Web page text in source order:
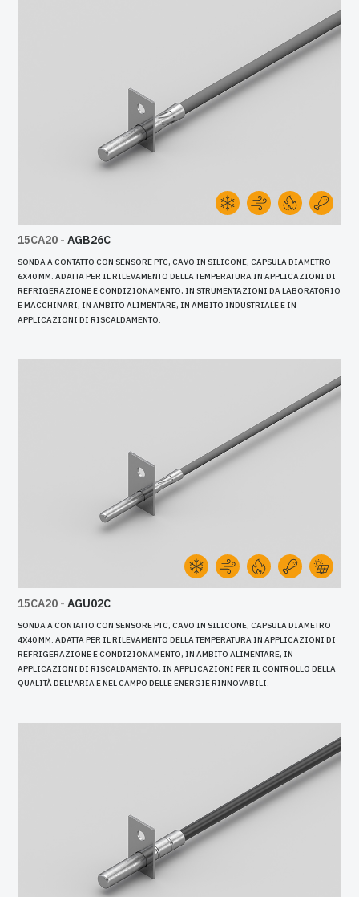
15CA20 - AGB26C
SONDA A CONTATTO CON SENSORE PTC, CAVO IN SILICONE, CAPSULA DIAMETRO
6X40 MM. ADATTA PER IL RILEVAMENTO DELLA TEMPERATURA IN APPLICAZIONI DI
REFRIGERAZIONE E CONDIZIONAMENTO, IN STRUMENTAZIONI DA LABORATORIO
E MACCHINARI, IN AMBITO ALIMENTARE, IN AMBITO INDUSTRIALE E IN
APPLICAZIONI DI RISCALDAMENTO.
15CA20 - AGU02C
SONDA A CONTATTO CON SENSORE PTC, CAVO IN SILICONE, CAPSULA DIAMETRO
4X40 MM. ADATTA PER IL RILEVAMENTO DELLA TEMPERATURA IN APPLICAZIONI DI
REFRIGERAZIONE E CONDIZIONAMENTO, IN AMBITO ALIMENTARE, IN
APPLICAZIONI DI RISCALDAMENTO, IN APPLICAZIONI PER IL CONTROLLO DELLA
QUALITÀ DELL'ARIA E NEL CAMPO DELLE ENERGIE RINNOVABILI.